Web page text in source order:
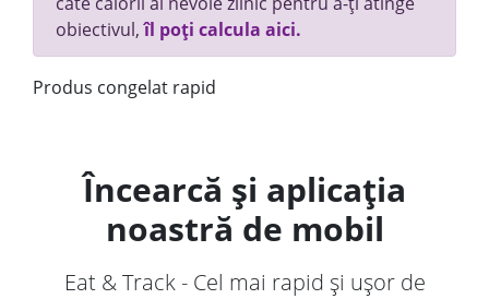
obiectivul,îl poți calcula aici.
Produs congelat rapid
Încearcă și aplicația
noastră de mobil
Eat & Track - Cel mai rapid și ușor de